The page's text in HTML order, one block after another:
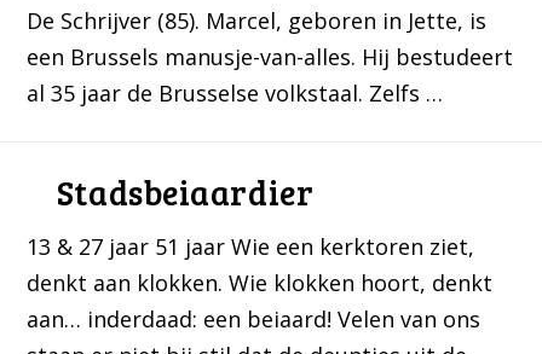
De Schrijver (85). Marcel, geboren in Jette, is
een Brussels manusje-van-alles. Hij bestudeert
al 35 jaar de Brusselse volkstaal. Zelfs …
Stadsbeiaardier
13 & 27 jaar 51 jaar Wie een kerktoren ziet,
denkt aan klokken. Wie klokken hoort, denkt
aan… inderdaad: een beiaard! Velen van ons